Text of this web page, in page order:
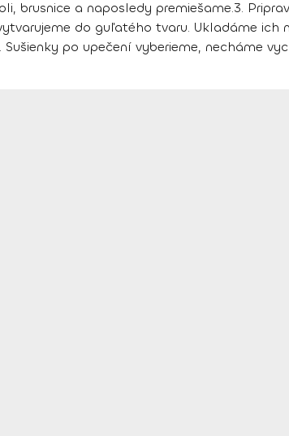
brusnice a naposledy premiešame.3.
do guľatého tvaru. Ukladáme ich
po upečení vyberieme, necháme